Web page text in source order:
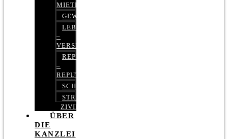
MIETE
GEWERBERECHT
LEBENSVERSICHERUNG
–
VERSICHERUNGSRECHT
REPUTATIONSRECHT
–
REPUTATIONSMANAGEMENT
SCHUFARECHT
STRAFRECHT
ZIVILRECHT
ÜBER
DIE
KANZLEI